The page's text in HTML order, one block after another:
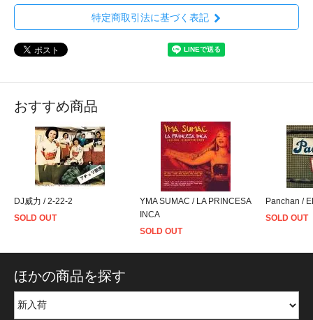
特定商取引法に基づく表記
おすすめ商品
DJ威力 / 2-22-2
SOLD OUT
YMA SUMAC / LA PRINCESA
INCA
SOLD OUT
Panchan /
SOLD OUT
ほかの商品を探す